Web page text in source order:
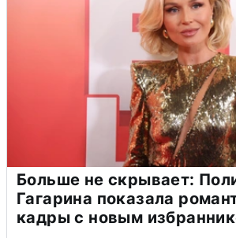
Больше не скрывает:
Гагарина показала
кадры с новым